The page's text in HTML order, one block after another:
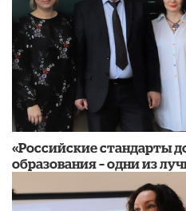
«Российские стандарты
образования – одни из